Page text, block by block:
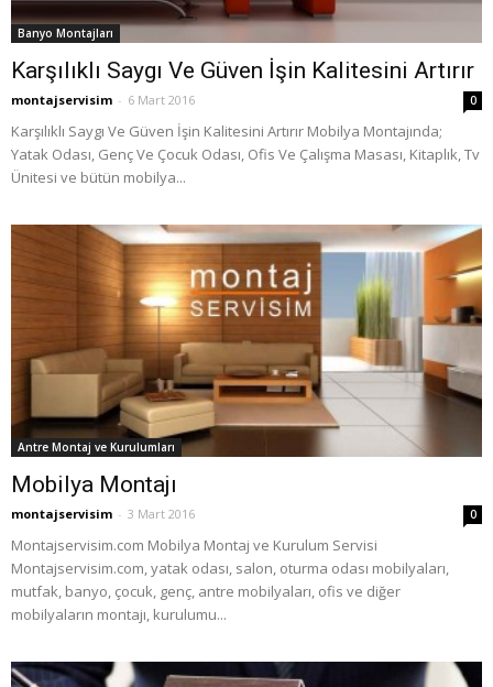
Banyo Montajları
Karşılıklı Saygı Ve Güven İşin Kalitesini Artırır
montajservisim - 6 Mart 2016 0
Karşılıklı Saygı Ve Güven İşin Kalitesini Artırır Mobilya Montajında;
Yatak Odası, Genç Ve Çocuk Odası, Ofis Ve Çalışma Masası, Kitaplık, Tv
Ünitesi ve bütün mobilya...
Antre Montaj ve Kurulumları
Mobilya Montajı
montajservisim - 3 Mart 2016 0
Montajservisim.com Mobilya Montaj ve Kurulum Servisi
Montajservisim.com, yatak odası, salon, oturma odası mobilyaları,
mutfak, banyo, çocuk, genç, antre mobilyaları, ofis ve diğer
mobilyaların montajı, kurulumu...